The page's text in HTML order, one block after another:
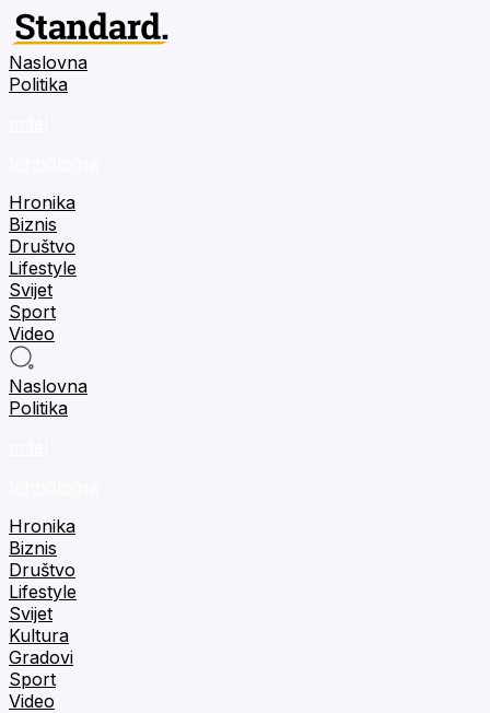
Naslovna
Politika
Hronika
Biznis
Društvo
Lifestyle
Svijet
Sport
Video
Naslovna
Politika
Hronika
Biznis
Društvo
Lifestyle
Svijet
Kultura
Gradovi
Sport
Video